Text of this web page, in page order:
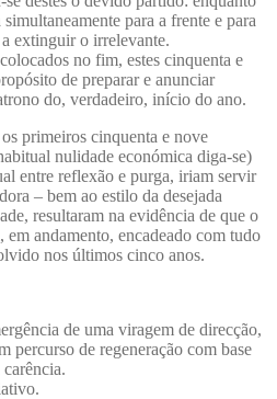
para a frente e para
extinguir o irrelevante.
no fim, estes cinquenta e
de preparar e anunciar
do, verdadeiro, início do ano.
primeiros cinquenta e nove
nulidade económica diga-se)
entre reflexão e purga, iriam servir
– bem ao estilo da desejada
resultaram na evidência de que o
andamento, encadeado com tudo
nos últimos cinco anos.
de uma viragem de direcção,
percurso de regeneração com base